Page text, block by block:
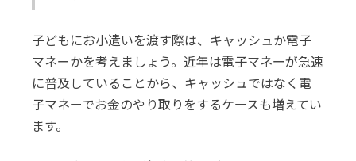
子どもにお小遣いを渡す際は、キャッシュか電子
マネーかを考えましょう。近年は電子マネーが急速
に普及していることから、キャッシュではなく電
子マネーでお金のやり取りをするケースも増えてい
ます。